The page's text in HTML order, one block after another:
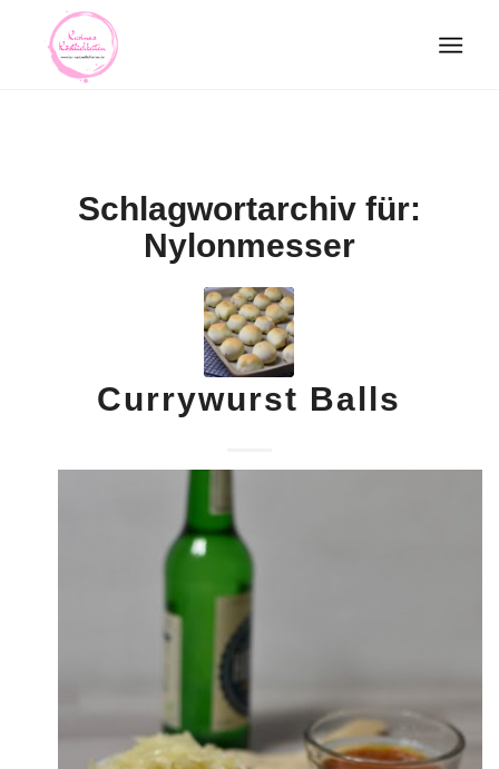
Schlagwortarchiv für:
Nylonmesser
Currywurst Balls